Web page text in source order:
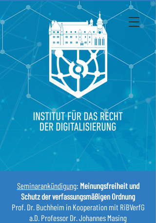
Seminarankündigung: Meinungsfreiheit und
Schutz der verfassungsmäßigen Ordnung
Prof. Dr. Buchheim in Kooperation mit RiBVerfG
a.D. Professor Dr. Johannes Masing